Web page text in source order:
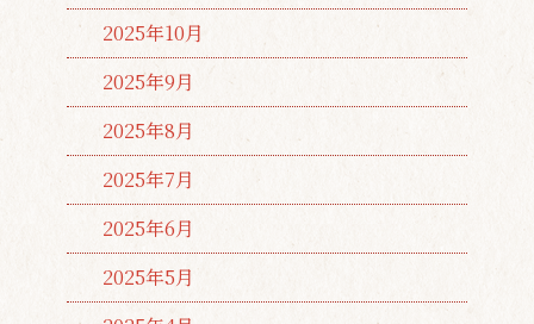
2025年10月
2025年9月
2025年8月
2025年7月
2025年6月
2025年5月